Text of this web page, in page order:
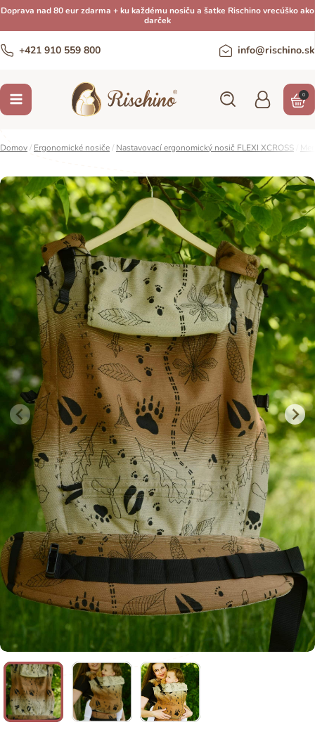
Doprava nad 80 eur zdarma + ku každému nosiču a šatke Rischino vrecúško ako
darček
+421 910 559 800 info@rischino.sk
0
Domov/ Ergonomické nosiče/ Nastavovací ergonomický nosič FLEXI XCROSS